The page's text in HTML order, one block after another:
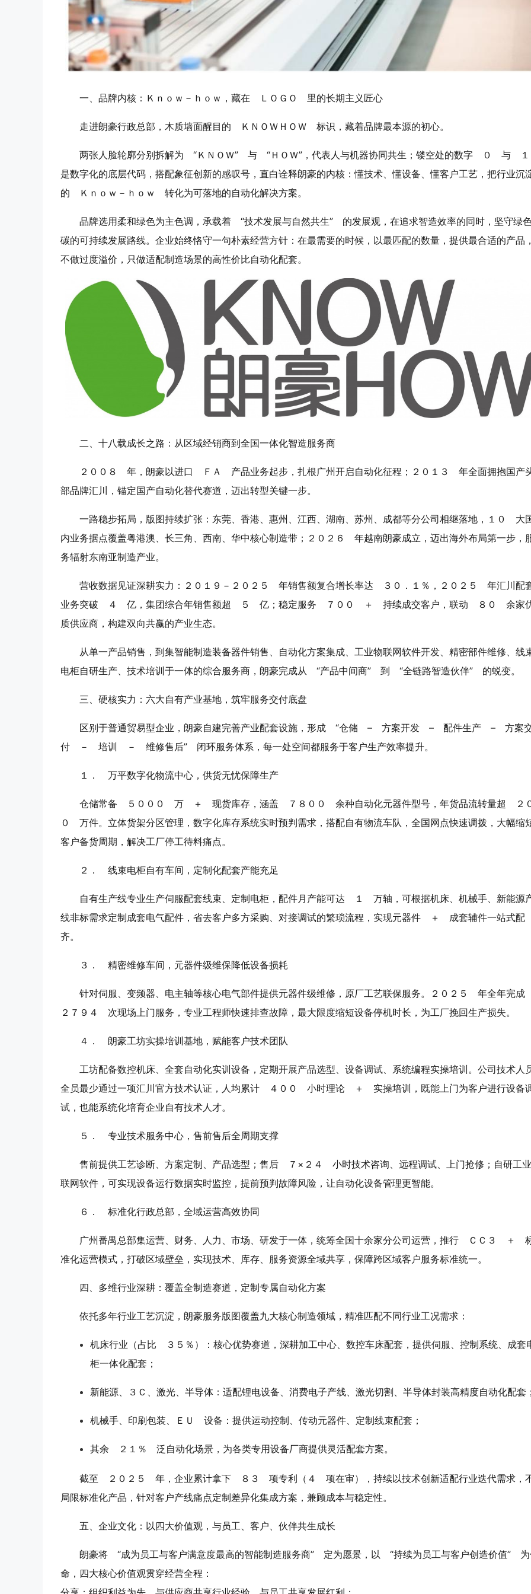
一、品牌内核：Ｋｎｏｗ－ｈｏｗ，藏在 ＬＯＧＯ 里的长期主义匠心
走进朗豪行政总部，木质墙面醒目的 ＫＮＯＷＨＯＷ 标识，藏着品牌最本源的初心。
两张人脸轮廓分别拆解为 “ＫＮＯＷ” 与 “ＨＯＷ”，代表人与机器协同共生；镂空处的数字 ０ 与 １
是数字化的底层代码，搭配象征创新的感叹号，直白诠释朗豪的内核：懂技术、懂设备、懂客户工艺，把行业沉
的 Ｋｎｏｗ－ｈｏｗ 转化为可落地的自动化解决方案。
品牌选用柔和绿色为主色调，承载着 “技术发展与自然共生” 的发展观，在追求智造效率的同时，坚守绿
碳的可持续发展路线。企业始终恪守一句朴素经营方针：在最需要的时候，以最匹配的数量，提供最合适的产品，
不做过度溢价，只做适配制造场景的高性价比自动化配套。
二、十八载成长之路：从区域经销商到全国一体化智造服务商
２００８ 年，朗豪以进口 ＦＡ 产品业务起步，扎根广州开启自动化征程；２０１３ 年全面拥抱国产
部品牌汇川，锚定国产自动化替代赛道，迈出转型关键一步。
一路稳步拓局，版图持续扩张：东莞、香港、惠州、江西、湖南、苏州、成都等分公司相继落地，１０ 大
内业务据点覆盖粤港澳、长三角、西南、华中核心制造带；２０２６ 年越南朗豪成立，迈出海外布局第一步，
务辐射东南亚制造产业。
营收数据见证深耕实力：２０１９－２０２５ 年销售额复合增长率达 ３０．１％，２０２５ 年汇川配
业务突破 ４ 亿，集团综合年销售额超 ５ 亿；稳定服务 ７００ ＋ 持续成交客户，联动 ８０ 余家
质供应商，构建双向共赢的产业生态。
从单一产品销售，到集智能制造装备器件销售、自动化方案集成、工业物联网软件开发、精密部件维修、线
电柜自研生产、技术培训于一体的综合服务商，朗豪完成从 “产品中间商” 到 “全链路智造伙伴” 的蜕变。
三、硬核实力：六大自有产业基地，筑牢服务交付底盘
区别于普通贸易型企业，朗豪自建完善产业配套设施，形成 “仓储 – 方案开发 – 配件生产 – 方案
付 － 培训 － 维修售后” 闭环服务体系，每一处空间都服务于客户生产效率提升。
１． 万平数字化物流中心，供货无忧保障生产
仓储常备 ５０００ 万 ＋ 现货库存，涵盖 ７８００ 余种自动化元器件型号，年货品流转量超 ２
０ 万件。立体货架分区管理，数字化库存系统实时预判需求，搭配自有物流车队，全国网点快速调拨，大幅缩
客户备货周期，解决工厂停工待料痛点。
２． 线束电柜自有车间，定制化配套产能充足
自有生产线专业生产伺服配套线束、定制电柜，配件月产能可达 １ 万轴，可根据机床、机械手、新能源
线非标需求定制成套电气配件，省去客户多方采购、对接调试的繁琐流程，实现元器件 ＋ 成套辅件一站式配
齐。
３． 精密维修车间，元器件级维保降低设备损耗
针对伺服、变频器、电主轴等核心电气部件提供元器件级维修，原厂工艺联保服务。２０２５ 年全年完成
２７９４ 次现场上门服务，专业工程师快速排查故障，最大限度缩短设备停机时长，为工厂挽回生产损失。
４． 朗豪工坊实操培训基地，赋能客户技术团队
工坊配备数控机床、全套自动化实训设备，定期开展产品选型、设备调试、系统编程实操培训。公司技术人
全员最少通过一项汇川官方技术认证，人均累计 ４００ 小时理论 ＋ 实操培训，既能上门为客户进行设备
试，也能系统化培育企业自有技术人才。
５． 专业技术服务中心，售前售后全周期支撑
售前提供工艺诊断、方案定制、产品选型；售后 ７×２４ 小时技术咨询、远程调试、上门抢修；自研工
联网软件，可实现设备运行数据实时监控，提前预判故障风险，让自动化设备管理更智能。
６． 标准化行政总部，全域运营高效协同
广州番禺总部集运营、财务、人力、市场、研发于一体，统筹全国十余家分公司运营，推行 ＣＣ３ ＋
准化运营模式，打破区域壁垒，实现技术、库存、服务资源全域共享，保障跨区域客户服务标准统一。
四、多维行业深耕：覆盖全制造赛道，定制专属自动化方案
依托多年行业工艺沉淀，朗豪服务版图覆盖九大核心制造领域，精准匹配不同行业工况需求：
机床行业（占比 ３５％）
：核心优势赛道，深耕加工中心、数控车床配套，提供伺服、控制系统、成套
柜一体化配套；
新能源、３Ｃ、激光、半导体 ：适配锂电设备、消费电子产线、激光切割、半导体封装高精度自动化配套；
机械手、印刷包装、ＥＵ 设备 ：提供运动控制、传动元器件、定制线束配套；
其余 ２１％ 泛自动化场景，为各类专用设备厂商提供灵活配套方案。
截至 ２０２５ 年，企业累计拿下 ８３ 项专利（４ 项在审），持续以技术创新适配行业迭代需求，
局限标准化产品，针对客户产线痛点定制差异化集成方案，兼顾成本与稳定性。
五、企业文化：以四大价值观，与员工、客户、伙伴共生成长
朗豪将 “成为员工与客户满意度最高的智能制造服务商” 定为愿景，以 “持续为员工与客户创造价值” 为
命，四大核心价值观贯穿经营全程：